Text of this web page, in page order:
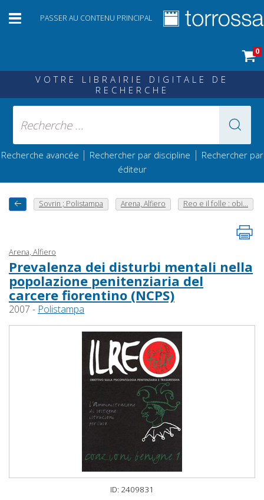
PASSER AU CONTENU PRINCIPAL
0
VOTRE LIBRAIRIE DIGITALE DE
RECHERCHE
Recherche avancée | Rechercher par discipline | Rechercher par
éditeur
Sovrin ; Polistampa Arena, Alfiero Reo e il folle : obi...
Arena, Alfiero
Prevalenza dei disturbi mentali nella
popolazione penitenziaria del
carcere fiorentino (NCPS)
2007 - Polistampa
ID: 2409831